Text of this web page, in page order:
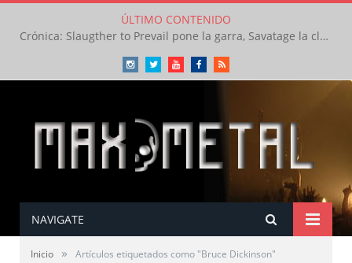
ÚLTIMO CONTENIDO
Crónica: Slaugther to Prevail pone la garra, Savatage la clase en la apertura del Leyendas del Rock – Miércoles – Agosto 2026
InstagramTwitterYoutubeFacebookRSS
NAVIGATE
Inicio » Artículos etiquetados como "Bruce Dickinson"